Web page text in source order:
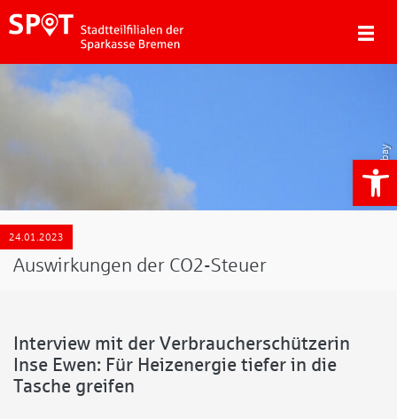
Pixabay
24.01.2023
Auswirkungen der CO2-Steuer
Interview mit der Verbraucherschützerin
Inse Ewen: Für Heizenergie tiefer in die
Tasche greifen